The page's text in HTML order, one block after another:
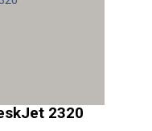
2320